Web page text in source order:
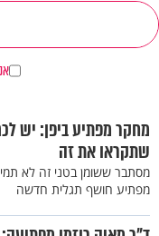
מחקר מפתיע ביפן: יש
שתקראו את זה
מסתבר ששומן בטני זה לא
מפתיע חושף תגלית חדשה